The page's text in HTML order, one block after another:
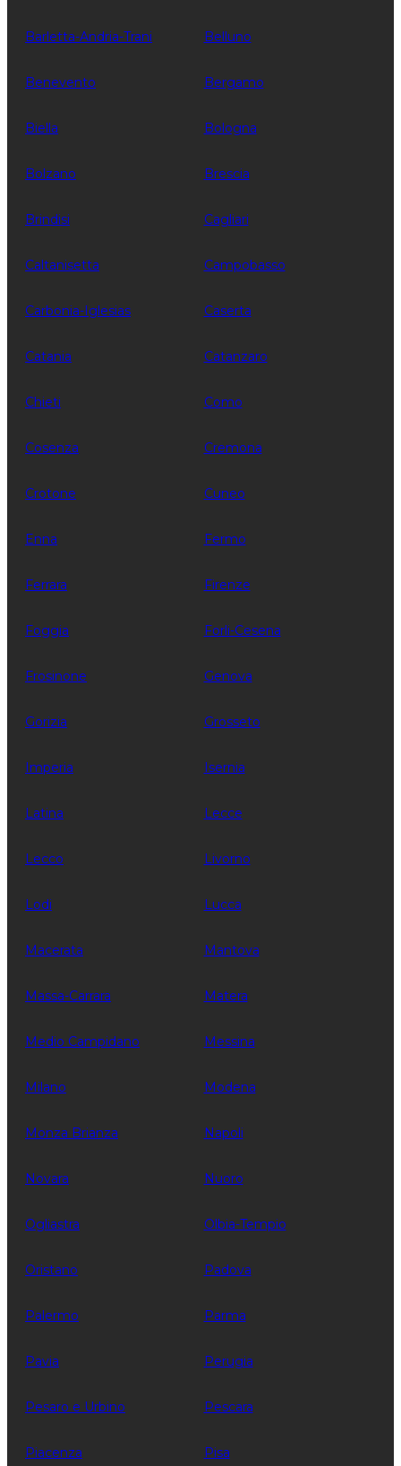
Barletta-Andria-Trani Belluno
Benevento Bergamo
Biella Bologna
Bolzano Brescia
Brindisi Cagliari
Caltanisetta Campobasso
Carbonia-Iglesias Caserta
Catania Catanzaro
Chieti Como
Cosenza Cremona
Crotone Cuneo
Enna Fermo
Ferrara Firenze
Foggia Forli-Cesena
Frosinone Genova
Gorizia Grosseto
Imperia Isernia
Latina Lecce
Lecco Livorno
Lodi Lucca
Macerata Mantova
Massa-Carrara Matera
Medio Campidano Messina
Milano Modena
Monza Brianza Napoli
Novara Nuoro
Ogliastra Olbia-Tempio
Oristano Padova
Palermo Parma
Pavia Perugia
Pesaro e Urbino Pescara
Piacenza Pisa